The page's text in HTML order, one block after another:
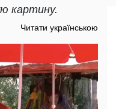
картину.
Читати українською